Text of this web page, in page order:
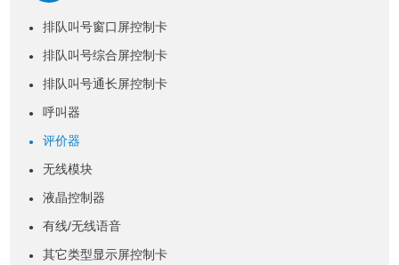
● 排队叫号窗口屏控制卡
● 排队叫号综合屏控制卡
● 排队叫号通长屏控制卡
● 呼叫器
● 评价器
● 无线模块
● 液晶控制器
● 有线/无线语音
● 其它类型显示屏控制卡